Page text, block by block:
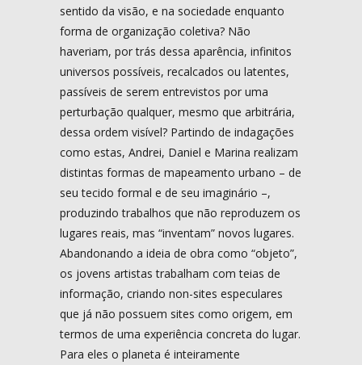
sentido da visão, e na sociedade enquanto
forma de organização coletiva? Não
haveriam, por trás dessa aparência, infinitos
universos possíveis, recalcados ou latentes,
passíveis de serem entrevistos por uma
perturbação qualquer, mesmo que arbitrária,
dessa ordem visível? Partindo de indagações
como estas, Andrei, Daniel e Marina realizam
distintas formas de mapeamento urbano – de
seu tecido formal e de seu imaginário –,
produzindo trabalhos que não reproduzem os
lugares reais, mas “inventam” novos lugares.
Abandonando a ideia de obra como “objeto”,
os jovens artistas trabalham com teias de
informação, criando non-sites especulares
que já não possuem sites como origem, em
termos de uma experiência concreta do lugar.
Para eles o planeta é inteiramente